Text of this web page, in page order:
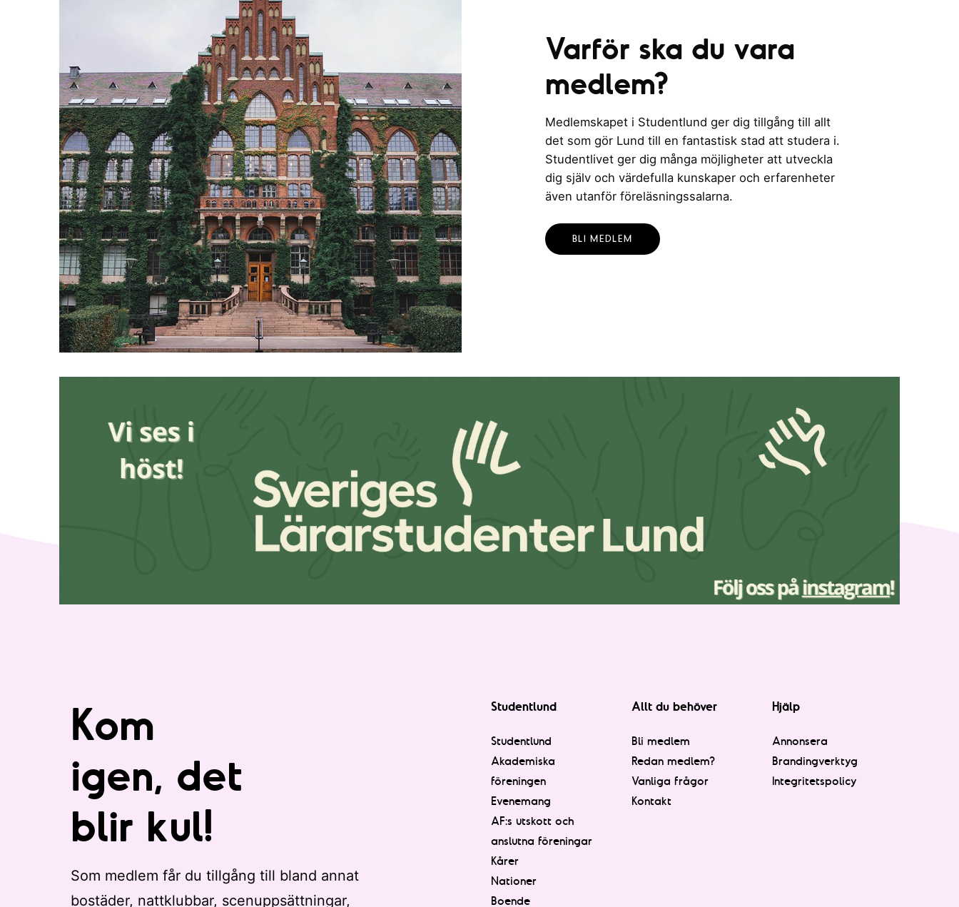
Varför ska du vara
medlem?
Medlemskapet i Studentlund ger dig tillgång till allt
det som gör Lund till en fantastisk stad att studera i.
Studentlivet ger dig många möjligheter att utveckla
dig själv och värdefulla kunskaper och erfarenheter
även utanför föreläsningssalarna.
BLI MEDLEM
Kom
igen, det
blir kul!
Som medlem får du tillgång till bland annat
bostäder, nattklubbar, scenuppsättningar,
Studentlund
Studentlund
Akademiska
föreningen
Evenemang
AF:s utskott och
anslutna föreningar
Kårer
Nationer
Boende
Allt du behöver
Bli medlem
Redan medlem?
Vanliga frågor
Kontakt
Hjälp
Annonsera
Brandingverktyg
Integritetspolicy